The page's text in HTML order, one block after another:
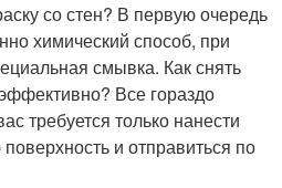
со стен? В первую очередь
химический способ, при
смывка. Как снять
Все гораздо
требуется только нанести
и отправиться по